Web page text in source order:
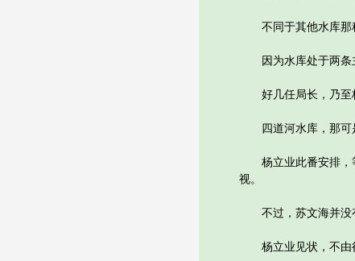
不同于其他水库那种
因为水库处于两条主
好几任局长，乃至杨
四道河水库，那可是
杨立业此番安排，等
视。
不过，苏文海并没有
杨立业见状，不由